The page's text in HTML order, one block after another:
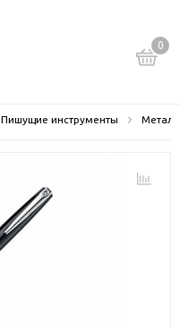
0
Пишущие инструменты